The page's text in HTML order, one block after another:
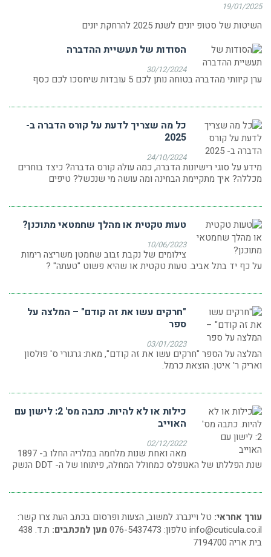
19/01/2025
השיטות של סטופ יונים לשנת 2025 להרחקת יונים
הסודות של תעשיית ההדברה
30/12/2024
ערן קיוותי מהדברה בטוחה נותן לכם 5 עובדות שיחסכו לכם כסף
כל מה שצריך לדעת על קורס הדברה ב-
2025
24/10/2024
מידע על סוגי רישיונות הדברה, כמה עולה קורס הדברה? כיצד בוחרים
מכללה? איך מתקיימת הבחינה ומה עושה מי שנכשל? טיפים
טעות טקטית או מהלך שחמטאי מתוכנן?
10/06/2023
צילומים של נקבת זבוב שחמטן משריצה רימות
על כף יד בתל אביב. טעות טקטית או שהיא פשוט "טעתה" ?
"חרקים עשו את זה קודם" – המלצה על
ספר
03/01/2023
המלצה על הספר "חרקים עשו את זה קודם", מאת: גרגורי ס' פולסון
ואריק ר' איטן. הוצאת כרמל.
כילות או לא להיות. כתבה מס' 2: לישון עם
האוייב
02/12/2022
מאה ואחת שנות מלחמה במלריה החלו ב- 1897
שנת הפללתו של האנופלס כמחולל המחלה, פיתוחו של ה- DDT הנשק
עורך אחראי: טל ויינברג למשוב, הצעות ופרסום בכתב העת צרו קשר:
info@cuticula.co.il טלפון: 076-5437473 מען למכתבים:
ת.ד. 438
בית אריה 7194700